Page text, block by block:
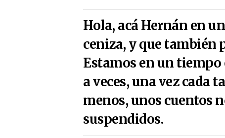
Hola, acá Hernán en
ceniza, y que también
Estamos en un tiempo
a veces, una vez cada
menos, unos cuentos
suspendidos.